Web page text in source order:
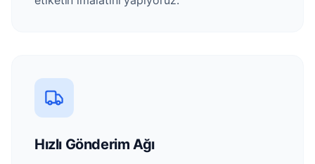
Hızlı Gönderim Ağı